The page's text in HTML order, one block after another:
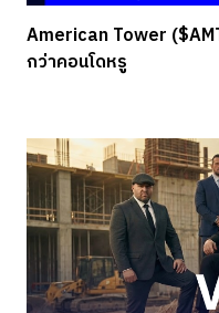
American Tower
กว่าคอนโดหรู